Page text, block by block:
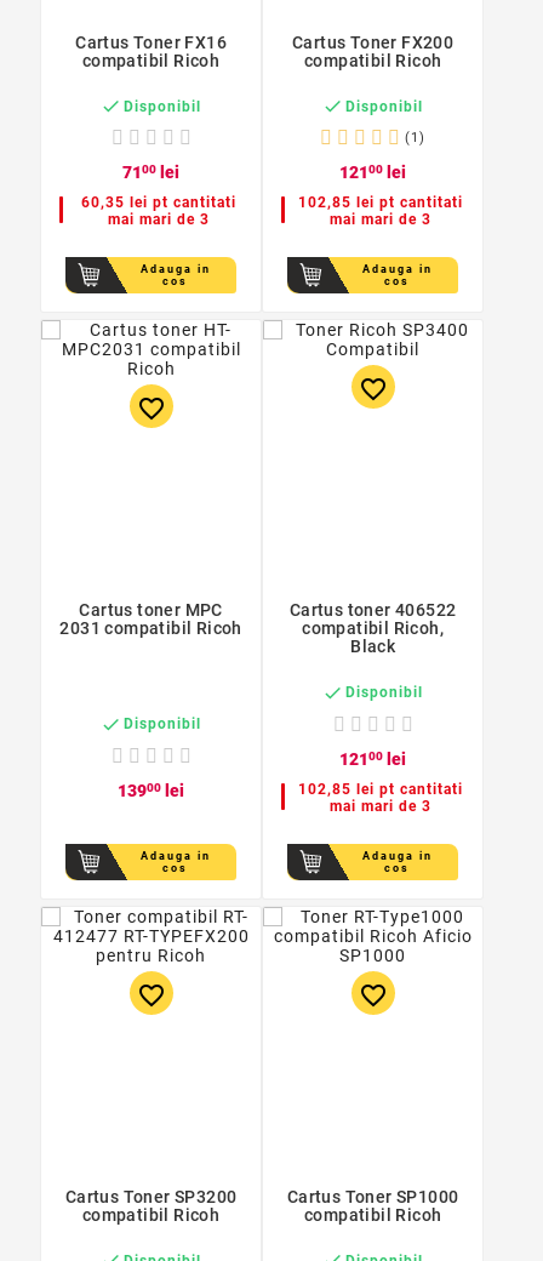
Cartus Toner FX16
compatibil Ricoh
 Disponibil
7100 lei
60,35 lei pt cantitati
mai mari de 3
Adauga in
cos
Cartus Toner FX200
compatibil Ricoh
 Disponibil
(1)
12100 lei
102,85 lei pt cantitati
mai mari de 3
Adauga in
cos
favorite_border
Cartus toner MPC
2031 compatibil Ricoh
 Disponibil
13900 lei
Adauga in
cos
favorite_border
Cartus toner 406522
compatibil Ricoh,
Black
 Disponibil
12100 lei
102,85 lei pt cantitati
mai mari de 3
Adauga in
cos
favorite_border
Cartus Toner SP3200
compatibil Ricoh
favorite_border
Cartus Toner SP1000
compatibil Ricoh